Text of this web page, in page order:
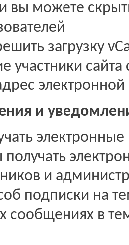
вы можете
загрузку
участники
и
получать
и
подписки на
сообщениях в